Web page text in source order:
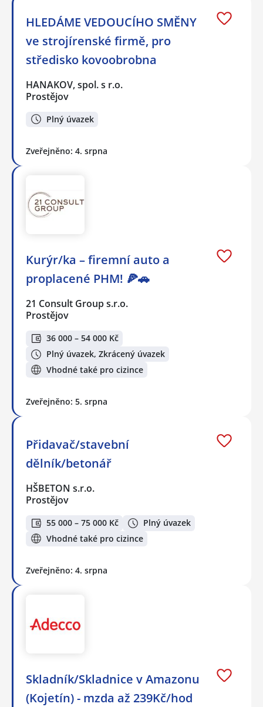
HLEDÁME VEDOUCÍHO SMĚNY
ve strojírenské firmě, pro
středisko kovoobrobna
HANAKOV, spol. s r.o.
Prostějov
Plný úvazek
Zveřejněno: 4. srpna
Kurýr/ka – firemní auto a
proplacené PHM! 🍕🚗
21 Consult Group s.r.o.
Prostějov
36 000 – 54 000 Kč
Plný úvazek, Zkrácený úvazek
Vhodné také pro cizince
Zveřejněno: 5. srpna
Přidavač/stavební
dělník/betonář
HŠBETON s.r.o.
Prostějov
55 000 – 75 000 Kč
Plný úvazek
Vhodné také pro cizince
Zveřejněno: 4. srpna
Skladník/Skladnice v Amazonu
(Kojetín) - mzda až 239Kč/hod